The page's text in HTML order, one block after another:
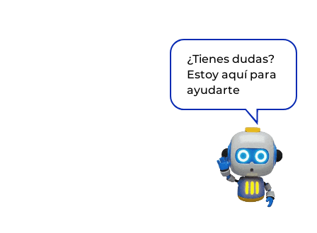
¿Tienes dudas?
Estoy aquí para
ayudarte